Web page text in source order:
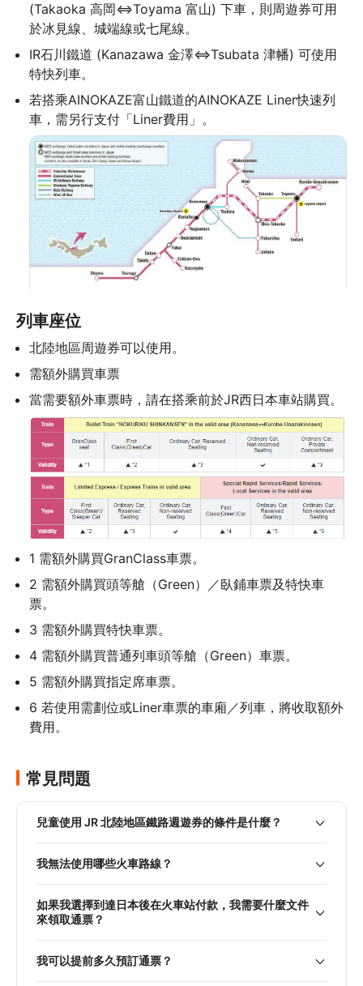
(Takaoka 高岡⇔Toyama 富山) 下車，則周遊券可用
於冰見線、城端線或七尾線。
IR石川鐵道 (Kanazawa 金澤⇔Tsubata 津幡) 可使用
特快列車。
若搭乘AINOKAZE富山鐵道的AINOKAZE Liner快速列
列車座位
北陸地區周遊券可以使用。
需額外購買車票
1 需額外購買GranClass車票。
2 需額外購買頭等艙（Green）／臥鋪車票及特快車
票。
3 需額外購買特快車票。
4 需額外購買普通列車頭等艙（Green）車票。
5 需額外購買指定席車票。
6 若使用需劃位或Liner車票的車廂／列車，將收取額外
費用。
常見問題
兒童使用 JR 北陸地區鐵路週遊券的條件是什麼？
我無法使用哪些火車路線？
如果我選擇到達日本後在火車站付款，我需要什麼文件
來領取通票？
我可以提前多久預訂通票？